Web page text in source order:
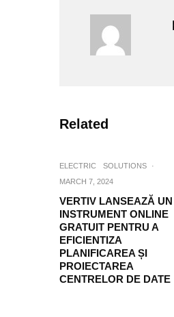
Related
ELECTRIC SOLUTIONS
·
MARCH 7, 2024
VERTIV LANSEAZĂ UN
INSTRUMENT ONLINE
GRATUIT PENTRU A
EFICIENTIZA
PLANIFICAREA ȘI
PROIECTAREA
CENTRELOR DE DATE